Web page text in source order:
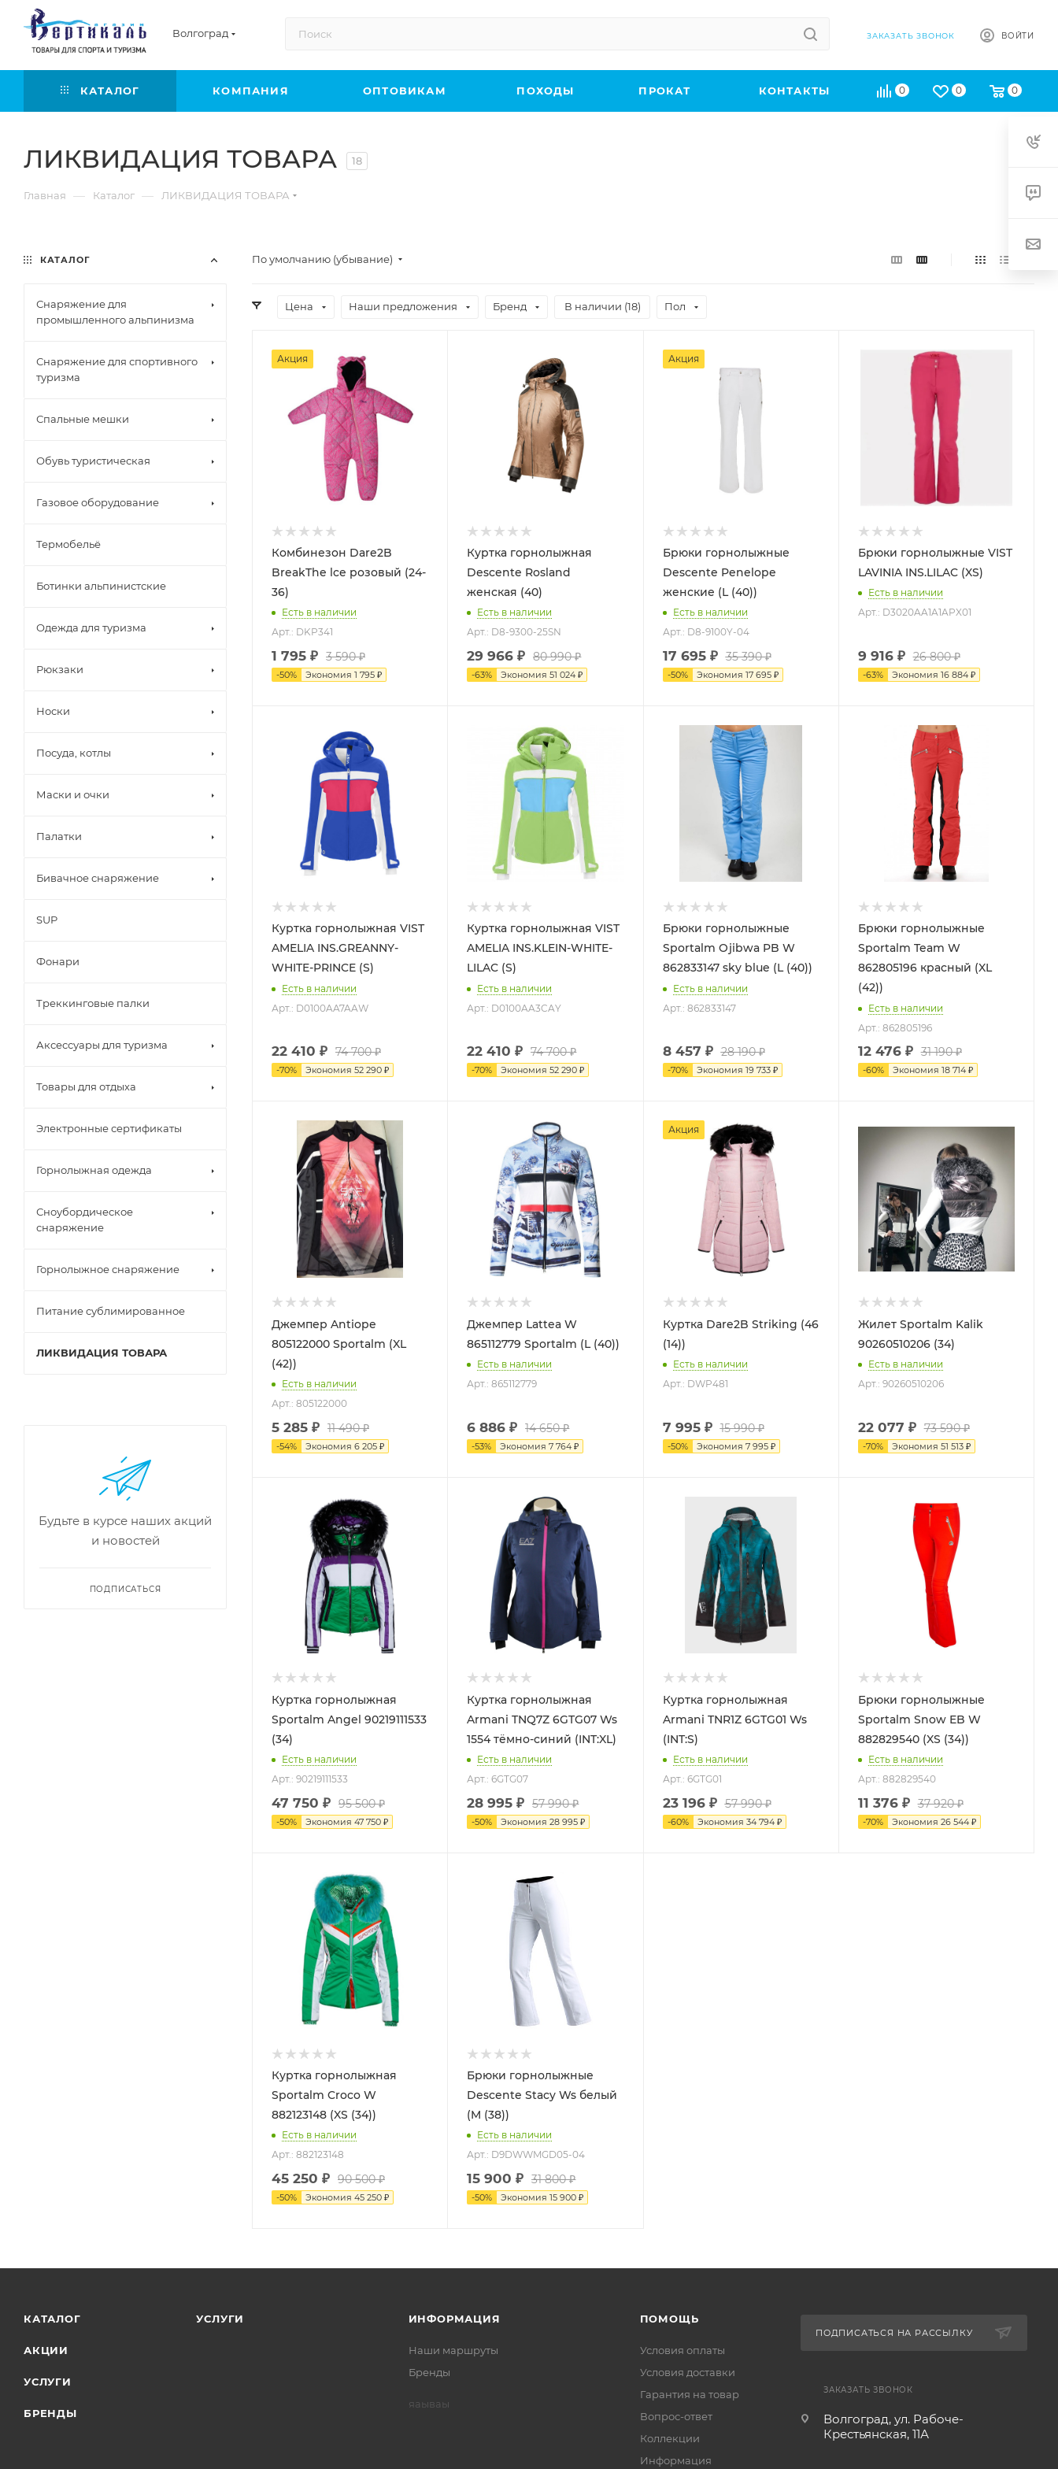
Волгоград ЗАКАЗАТЬ ЗВОНОК ВОЙТИ
0 0 0
КАТАЛОГ КОМПАНИЯ ОПТОВИКАМ ПОХОДЫ ПРОКАТ КОНТАКТЫ
ЛИКВИДАЦИЯ ТОВАРА 18
Главная — Каталог — ЛИКВИДАЦИЯ ТОВАРА
По умолчанию (убывание)
Цена Наши предложения Бренд В наличии (18) Пол
Акция
Комбинезон Dare2B
BreakThe lce розовый (24-
36)
Есть в наличии
Арт.: DKP341
1 795 ₽ 3 590₽
-50% Экономия 1 795 ₽
Куртка горнолыжная
Descente Rosland
женская (40)
Есть в наличии
Арт.: D8-9300-25SN
29 966 ₽ 80 990₽
-63% Экономия51 024 ₽
Акция
Брюки горнолыжные
Descente Penelope
женские (L (40))
Есть в наличии
Арт.: D8-9100Y-04
17 695₽ 35 390₽
-50% Экономия 17 695₽
Брюки горнолыжные VIST
LAVINIA INS.LILAC (XS)
Есть в наличии
Арт.: D3020AA1A1APX01
9 916₽ 26 800₽
-63% Экономия 16 884₽
Куртка горнолыжная VIST
AMELIA INS.GREANNY-
WHITE-PRINCE (S)
Есть в наличии
Арт.: D0100AA7AAW
22 410 ₽ 74 700₽
-70% Экономия 52 290 ₽
Куртка горнолыжная VIST
AMELIA INS.KLEIN-WHITE-
LILAC (S)
Есть в наличии
Арт.: D0100AA3CAY
22 410 ₽ 74 700₽
-70% Экономия52 290 ₽
Брюки горнолыжные
Sportalm Ojibwa PB W
862833147 sky blue (L (40))
Есть в наличии
Арт.: 862833147
8 457 ₽ 28 190₽
-70% Экономия 19 733₽
Брюки горнолыжные
Sportalm Team W
862805196 красный (XL
(42))
Есть в наличии
Арт.: 862805196
12 476₽ 31 190₽
-60% Экономия 18 714₽
Джемпер Antiope
805122000 Sportalm (XL
(42))
Есть в наличии
Арт.: 805122000
5 285 ₽ 11 490₽
-54% Экономия 6 205 ₽
Джемпер Lattea W
865112779 Sportalm (L (40))
Есть в наличии
Арт.: 865112779
6 886 ₽ 14 650₽
-53% Экономия7 764 ₽
Акция
Куртка Dare2B Striking (46
(14))
Есть в наличии
Арт.: DWP481
7 995₽ 15 990₽
-50% Экономия 7 995₽
Жилет Sportalm Kalik
90260510206 (34)
Есть в наличии
Арт.: 90260510206
22 077 ₽ 73 590₽
-70% Экономия 51 513₽
Куртка горнолыжная
Sportalm Angel 90219111533
(34)
Есть в наличии
Арт.: 90219111533
47 750 ₽ 95 500₽
-50% Экономия 47 750 ₽
Куртка горнолыжная
Armani TNQ7Z 6GTG07 Ws
1554 тёмно-синий (INT:XL)
Есть в наличии
Арт.: 6GTG07
28 995 ₽ 57 990₽
-50% Экономия28 995 ₽
Куртка горнолыжная
Armani TNR1Z 6GTG01 Ws
(INT:S)
Есть в наличии
Арт.: 6GTG01
23 196₽ 57 990₽
-60% Экономия 34 794₽
Брюки горнолыжные
Sportalm Snow EB W
882829540 (XS (34))
Есть в наличии
Арт.: 882829540
11 376₽ 37 920₽
-70% Экономия 26 544₽
Куртка горнолыжная
Sportalm Croco W
882123148 (XS (34))
Есть в наличии
Арт.: 882123148
45 250 ₽ 90 500₽
-50% Экономия 45 250 ₽
Брюки горнолыжные
Descente Stacy Ws белый
(M (38))
Есть в наличии
Арт.: D9DWWMGD05-04
15 900 ₽ 31 800₽
-50% Экономия15 900 ₽
КАТАЛОГ
Снаряжение для
промышленного альпинизма
Снаряжение для спортивного
туризма
Спальные мешки
Обувь туристическая
Газовое оборудование
Термобельё
Ботинки альпинистские
Одежда для туризма
Рюкзаки
Носки
Посуда, котлы
Маски и очки
Палатки
Бивачное снаряжение
SUP
Фонари
Треккинговые палки
Аксессуары для туризма
Товары для отдыха
Электронные сертификаты
Горнолыжная одежда
Сноубордическое
снаряжение
Горнолыжное снаряжение
Питание сублимированное
ЛИКВИДАЦИЯ ТОВАРА
Будьте в курсе наших акций
и новостей
ПОДПИСАТЬСЯ
КАТАЛОГ
АКЦИИ
УСЛУГИ
БРЕНДЫ
УСЛУГИ ИНФОРМАЦИЯ
Наши маршруты
Бренды
яаываы
ПОМОЩЬ
Условия оплаты
Условия доставки
Гарантия на товар
Вопрос-ответ
Коллекции
Информация
ПОДПИСАТЬСЯ НА РАССЫЛКУ
ЗАКАЗАТЬ ЗВОНОК
Волгоград, ул. Рабоче-
Крестьянская, 11А